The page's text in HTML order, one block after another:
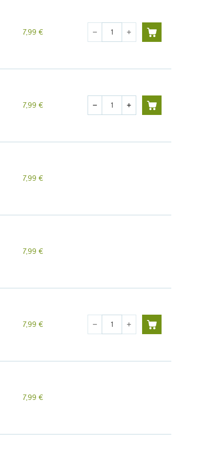
7,99 € Cantidad
remove add
7,99 € Cantidad
remove add
7,99 €
7,99 €
7,99 € Cantidad
remove add
7,99 €